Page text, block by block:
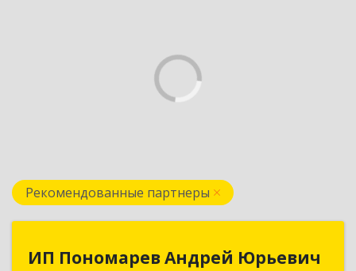
Рекомендованные партнеры
ИП Пономарев Андрей Юрьевич
ИП Пономарев Андрей Юрьевич